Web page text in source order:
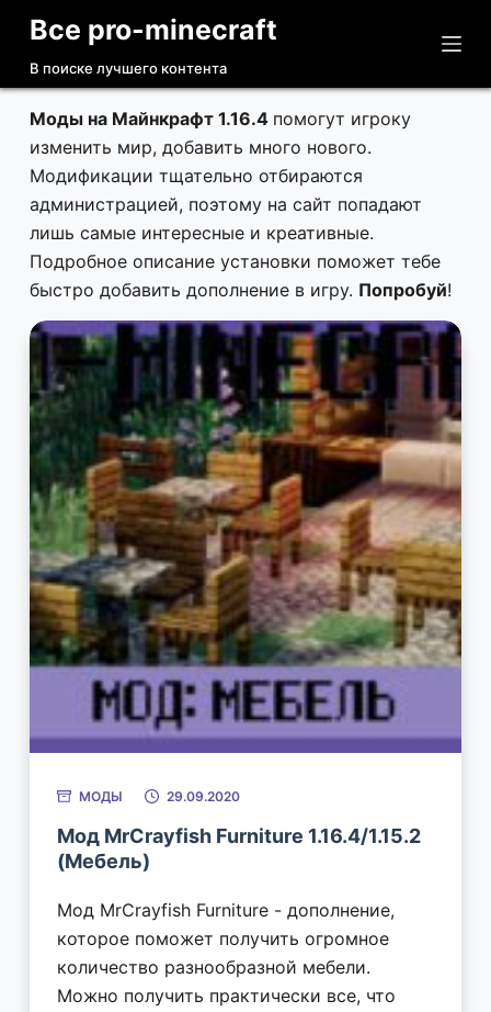
П
р
е
й
т
и
с
у
и
Все pro-minecraft
В поиске лучшего контента
Моды на Майнкрафт 1.16.4 помогут игроку
изменить мир, добавить много нового.
Модификации тщательно отбираются
администрацией, поэтому на сайт попадают
лишь самые интересные и креативные.
Подробное описание установки поможет тебе
быстро добавить дополнение в игру. Попробуй!
МОДЫ 29.09.2020
Мод MrCrayfish Furniture 1.16.4/1.15.2
(Мебель)
Мод MrCrayfish Furniture - дополнение,
которое поможет получить огромное
количество разнообразной мебели.
Можно получить практически все, что